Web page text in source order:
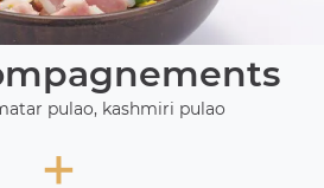
pulao, kashmiri pulao
+